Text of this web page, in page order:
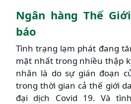
Ngân hàng Thế
báo
Tình trạng lạm phát đang
mặt nhất trong nhiều thập
nhân là do sự gián đoạn
trong thời gian cả thế giới
đại dịch Covid 19. Và